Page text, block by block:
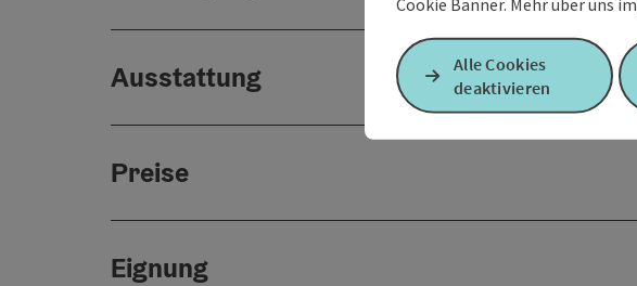
Ausstattung
Preise
Eignung
Alle Cookies
deaktivieren